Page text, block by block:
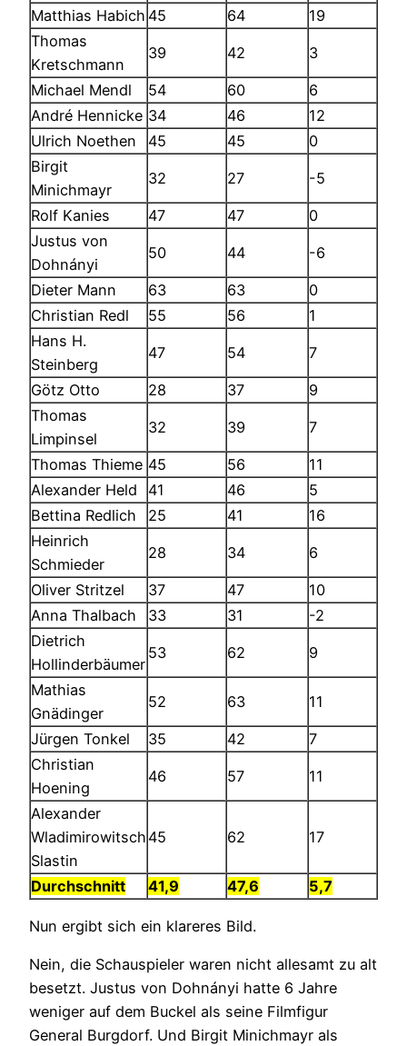
Matthias Habich 45 64
19
Thomas
Kretschmann
39 42 3
Michael Mendl 54 60
6
André Hennicke 34 46
12
Ulrich Noethen
45 45
0
Birgit
Minichmayr
32 27 -5
Rolf Kanies 47 47
0
Justus von
Dohnányi
50 44 -6
Dieter Mann 63 63
0
Christian Redl
55 56
1
Hans H.
Steinberg
47 54 7
Götz Otto 28 37
9
Thomas
Limpinsel
32 39 7
Thomas Thieme 45 56
11
Alexander Held
41 46
5
Bettina Redlich
25 41
16
Heinrich
Schmieder
28 34 6
Oliver Stritzel 37 47
10
Anna Thalbach
33 31
-2
Dietrich
Hollinderbäumer
53 62 9
Mathias
Gnädinger
52 63 11
Jürgen Tonkel 35 42
7
Christian
Hoening
46 57 11
Alexander
Wladimirowitsch
Slastin
45 62 17
Durchschnitt 41,9 47,6 5,7
Nun ergibt sich ein klareres Bild.
Nein, die Schauspieler waren nicht allesamt zu alt
besetzt. Justus von Dohnányi hatte 6 Jahre
weniger auf dem Buckel als seine Filmfigur
General Burgdorf. Und Birgit Minichmayr als